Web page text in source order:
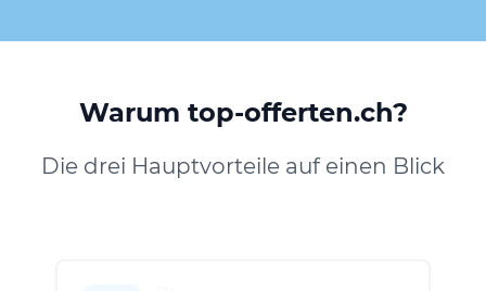
Warum top-offerten.ch?
Die drei Hauptvorteile auf einen Blick